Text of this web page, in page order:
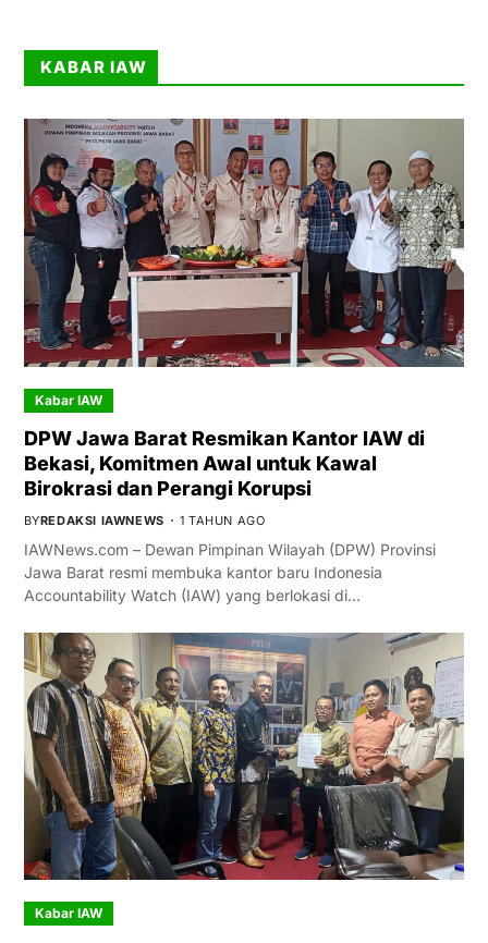
KABAR IAW
Kabar IAW
DPW Jawa Barat Resmikan Kantor IAW di
Bekasi, Komitmen Awal untuk Kawal
Birokrasi dan Perangi Korupsi
BYREDAKSI IAWNEWS 1 TAHUN AGO
IAWNews.com – Dewan Pimpinan Wilayah (DPW) Provinsi
Jawa Barat resmi membuka kantor baru Indonesia
Accountability Watch (IAW) yang berlokasi di…
Kabar IAW